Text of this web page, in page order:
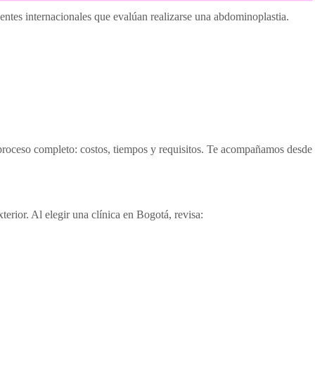
internacionales que evalúan realizarse una abdominoplastia.
completo: costos, tiempos y requisitos. Te acompañamos desde
Al elegir una clínica en Bogotá, revisa: